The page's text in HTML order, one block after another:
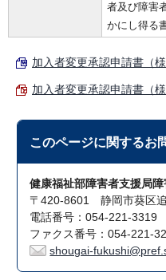
者及び障害
かにし得る
加入者変更承認申請書（
加入者変更承認申請書（
このページに関するお
健康福祉部障害者支援局
〒420-8601 静岡市葵区
電話番号：054-221-3319
ファクス番号：054-221-
shougai-